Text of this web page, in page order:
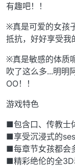
有趣吧！！
※真是可爱的女孩
抵抗，好好享受我
※真是敏感的体质
吹了这么多...明明
OO！！
游戏特色
■包含口、传教士
■享受沉浸式的
■每章节女孩都会
■精彩绝伦的全3D